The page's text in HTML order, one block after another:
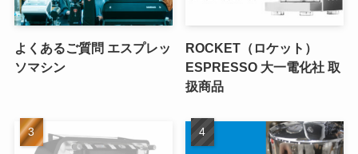
よくあるご質問 エスプレッ
ソマシン
ROCKET（ロケット）
ESPRESSO 大一電化社 取
扱商品